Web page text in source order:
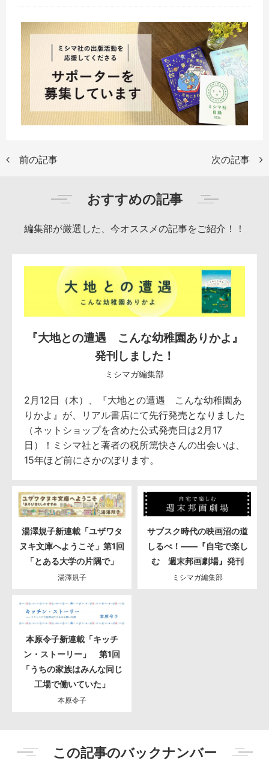
前の記事 次の記事
おすすめの記事
編集部が厳選した、今オススメの記事をご紹介！！
『大地との遭遇 こんな幼稚園ありかよ』
発刊しました！
ミシマガ編集部
2月12日（木）、『大地との遭遇 こんな幼稚園あ
りかよ』が、リアル書店にて先行発売となりました
（ネットショップを含めた公式発売日は2月17
日）！ミシマ社と著者の税所篤快さんの出会いは、
15年ほど前にさかのぼります。
湯澤規子新連載「ユザワタ
ヌキ文庫へようこそ」第1回
「とある大学の片隅で」
湯澤規子
サブスク時代の映画沼の道
しるべ！――『自宅で楽し
む 週末邦画劇場』発刊
ミシマガ編集部
本原令子新連載「キッチ
ン・ストーリー」 第1回
「うちの家族はみんな同じ
工場で働いていた」
本原令子
この記事のバックナンバー